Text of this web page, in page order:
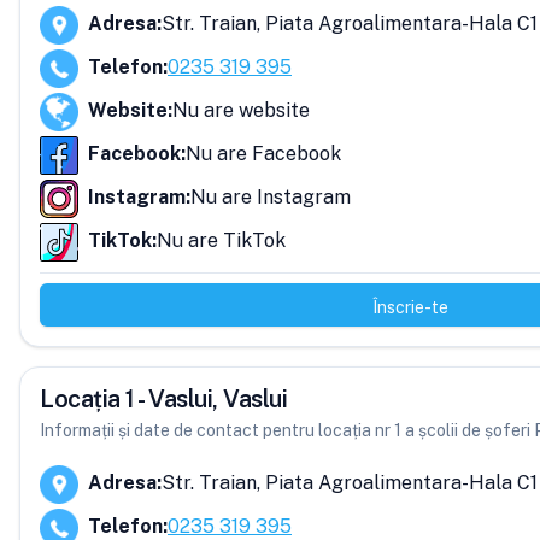
Adresa:Str. Traian, Piata Agroalimentara-Hala C1
Telefon:0235 319 395
Website:Nu are website
Facebook:Nu are Facebook
Instagram:Nu are Instagram
TikTok:Nu are TikTok
Înscrie-te
Locația 1 - Vaslui, Vaslui
Informații și date de contact pentru locația nr 1 a școlii de șoferi
Adresa:Str. Traian, Piata Agroalimentara-Hala C1
Telefon:0235 319 395